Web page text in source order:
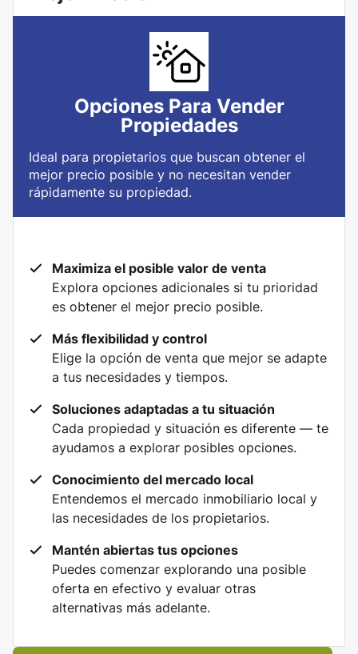
Opciones Para Vender
Propiedades
Ideal para propietarios que buscan obtener el
mejor precio posible y no necesitan vender
rápidamente su propiedad.
Maximiza el posible valor de venta
Explora opciones adicionales si tu prioridad
es obtener el mejor precio posible.
Más flexibilidad y control
Elige la opción de venta que mejor se adapte
a tus necesidades y tiempos.
Soluciones adaptadas a tu situación
Cada propiedad y situación es diferente — te
ayudamos a explorar posibles opciones.
Conocimiento del mercado local
Entendemos el mercado inmobiliario local y
las necesidades de los propietarios.
Mantén abiertas tus opciones
Puedes comenzar explorando una posible
oferta en efectivo y evaluar otras
alternativas más adelante.